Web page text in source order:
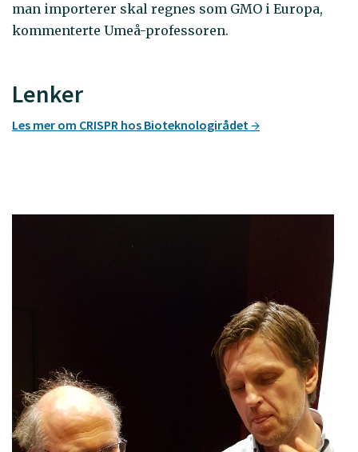
man importerer skal regnes som GMO i Europa,
kommenterte Umeå-professoren.
Lenker
Les mer om CRISPR hos Bioteknologirådet